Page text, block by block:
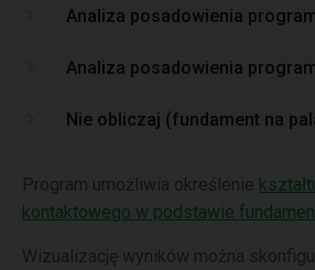
Analiza posadowienia
Analiza posadowienia
Nie obliczaj (fundament na
Program umożliwia określenie
kontaktowego w podstawie
Wizualizację wyników można